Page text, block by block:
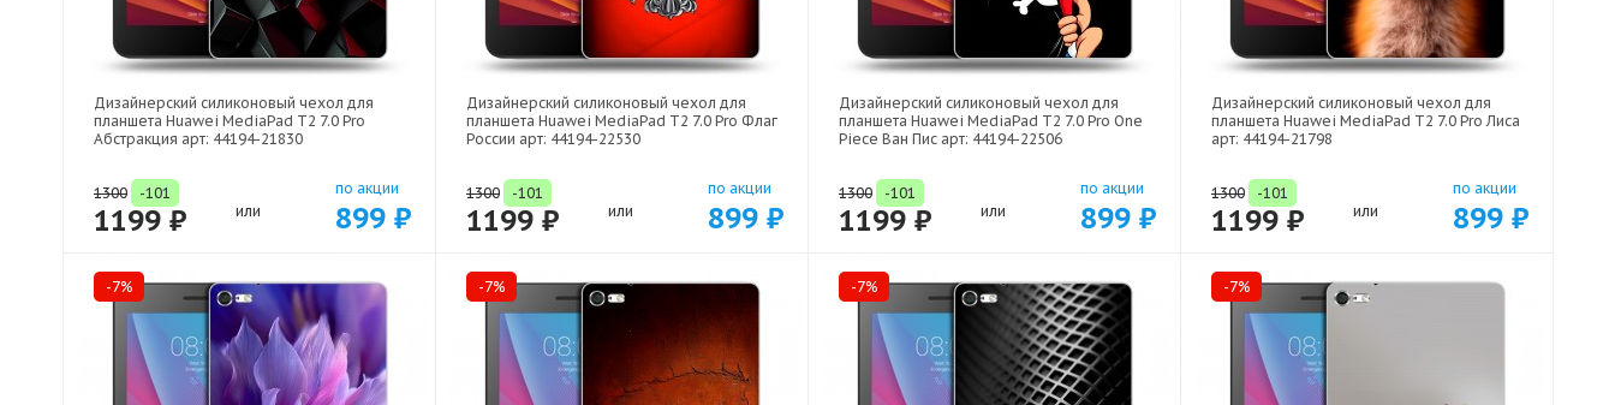
Дизайнерский силиконовый чехол для
планшета Huawei MediaPad T2 7.0 Pro
Абстракция арт: 44194-21830
1300 -101
1199 ₽ или
по акции
899 ₽
Дизайнерский силиконовый чехол для
планшета Huawei MediaPad T2 7.0 Pro Флаг
России арт: 44194-22530
1300 -101
1199 ₽ или
по акции
899 ₽
Дизайнерский силиконовый чехол для
планшета Huawei MediaPad T2 7.0 Pro One
Piece Ван Пис арт: 44194-22506
1300 -101
1199 ₽ или
по акции
899 ₽
Дизайнерский силиконовый чехол для
планшета Huawei MediaPad T2 7.0 Pro Лиса
арт: 44194-21798
1300 -101
1199 ₽ или
по акции
899 ₽
-7% -7% -7% -7%